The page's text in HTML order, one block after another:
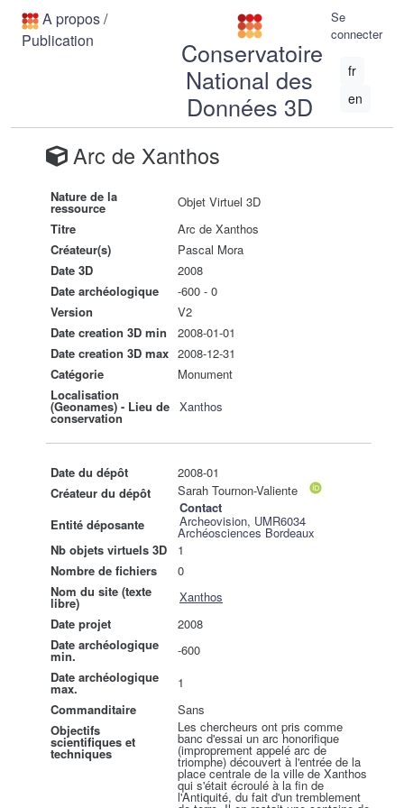
A propos/
Publication
Conservatoire
National des
Données 3D
Se
connecter
fr
en
Arc de Xanthos
Nature de la
ressource
Objet Virtuel 3D
Titre
Arc de Xanthos
Créateur(s)
Pascal Mora
Date 3D
2008
Date archéologique
-600 - 0
Version
V2
Date creation 3D min
2008-01-01
Date creation 3D max 2008-12-31
Catégorie
Monument
Localisation
(Geonames) - Lieu de
conservation
Xanthos
Date du dépôt
2008-01
Créateur du dépôt
Sarah Tournon-Valiente
Contact
Entité déposante
Archeovision, UMR6034
Archéosciences Bordeaux
Nb objets virtuels 3D
1
Nombre de fichiers
0
Nom du site (texte
libre)
Xanthos
Date projet
2008
Date archéologique
min.
-600
Date archéologique
max.
1
Commanditaire
Sans
Objectifs
scientifiques et
techniques
Les chercheurs ont pris comme
banc d'essai un arc honorifique
(improprement appelé arc de
triomphe) découvert à l'entrée de la
place centrale de la ville de Xanthos
qui s'était écroulé à la fin de
l'Antiquité, du fait d'un tremblement